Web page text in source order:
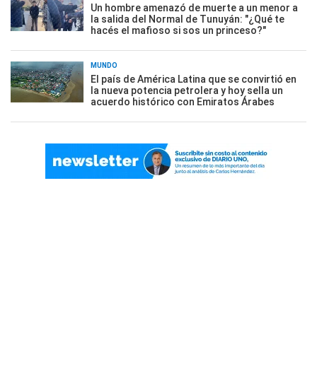
Un hombre amenazó de muerte a un menor a
la salida del Normal de Tunuyán: "¿Qué te
hacés el mafioso si sos un princeso?"
MUNDO
El país de América Latina que se convirtió en
la nueva potencia petrolera y hoy sella un
acuerdo histórico con Emiratos Árabes